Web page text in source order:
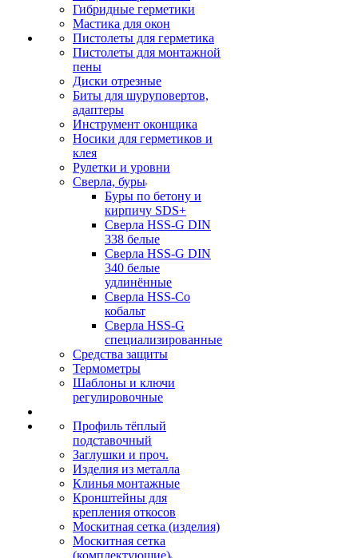
Гибридные герметики
Мастика для окон
Пистолеты для герметика
Пистолеты для монтажной
пены
Диски отрезные
Биты для шуруповертов,
адаптеры
Инструмент оконщика
Носики для герметиков и
клея
Рулетки и уровни
Сверла, буры
Буры по бетону и
кирпичу SDS+
Сверла HSS-G DIN
338 белые
Сверла HSS-G DIN
340 белые
удлинённые
Сверла HSS-Co
кобальт
Сверла HSS-G
специализированные
Средства защиты
Термометры
Шаблоны и ключи
регулировочные
Профиль тёплый
подставочный
Заглушки и проч.
Изделия из металла
Клинья монтажные
Кронштейны для
крепления откосов
Москитная сетка (изделия)
Москитная сетка
(комплектующие)